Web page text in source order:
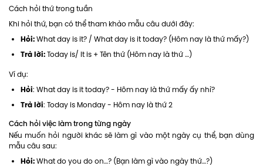
Cách hỏi thứ trong tuần
Khi hỏi thứ, bạn có thể tham khảo mẫu câu dưới đây:
Hỏi:What day is it? / What day is it today? (Hôm nay là thứ mấy?)
Trả lời:Today is/ It is + Tên thứ (Hôm nay là thứ …)
Ví dụ:
Hỏi: What day is it today? - Hôm nay là thứ mấy ấy nhỉ?
Trả lời: Today is Monday - Hôm nay là thứ 2
Cách hỏi việc làm trong từng ngày
Nếu muốn hỏi người khác sẽ làm gì vào một ngày cụ thể, bạn dùng
mẫu câu sau:
Hỏi:What do you do on…? (Bạn làm gì vào ngày thứ…?)